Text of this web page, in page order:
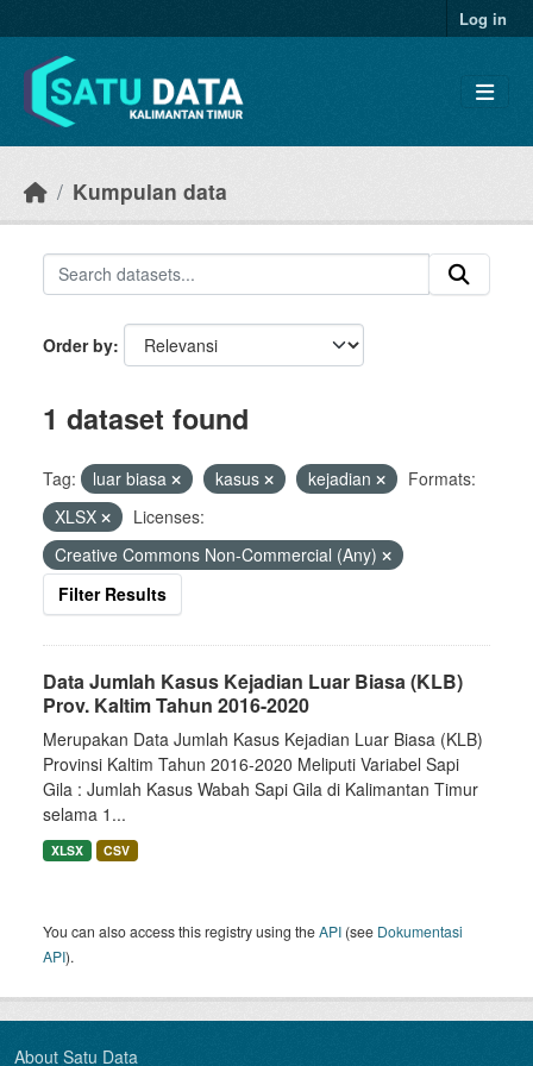
Log in
Kumpulan data
Order by
1 dataset found
Tag: luar biasa kasus kejadian
Formats:
XLSX
Licenses:
Creative Commons Non-Commercial (Any)
Filter Results
Data Jumlah Kasus Kejadian Luar Biasa (KLB)
Prov. Kaltim Tahun 2016-2020
Merupakan Data Jumlah Kasus Kejadian Luar Biasa (KLB)
Provinsi Kaltim Tahun 2016-2020 Meliputi Variabel Sapi
Gila : Jumlah Kasus Wabah Sapi Gila di Kalimantan Timur
selama 1...
XLSX CSV
You can also access this registry using theAPI (see Dokumentasi
API).
About Satu Data